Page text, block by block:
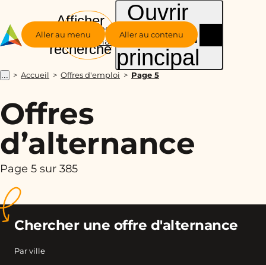
Aller au menu Aller au contenu
Groupe
Alternance
Afficher
la
recherche
Ouvrir
le menu
principal
... Accueil Offres d'emploi Page 5
Offres
d’alternance
Page 5 sur 385
Chercher une offre d'alternance
Par ville